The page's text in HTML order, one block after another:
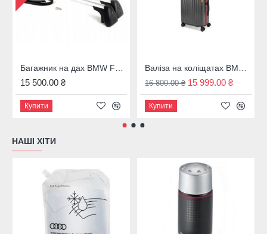
Багажник на дах BMW F31, 82712350124
15 500.00 ₴
Купити
Валіза на коліщатах BMW M темно-сіра 43 л. 80225A7C973
16 800.00 ₴ 15 999.00 ₴
Купити
НАШІ ХІТИ